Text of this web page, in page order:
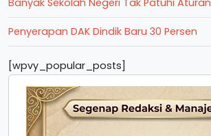
Penyerapan DAK Dindik Baru 30 Persen
[wpvy_popular_posts]